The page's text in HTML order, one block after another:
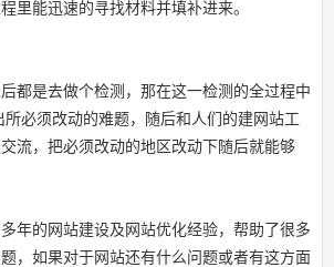
里能迅速的寻找材料并填补进来。
都是去做个检测，那在这一检测的全过程中
必须改动的难题，随后和人们的建网站工
流，把必须改动的地区改动下随后就能够
年的网站建设及网站优化经验，帮助了很多
，如果对于网站还有什么问题或者有这方面